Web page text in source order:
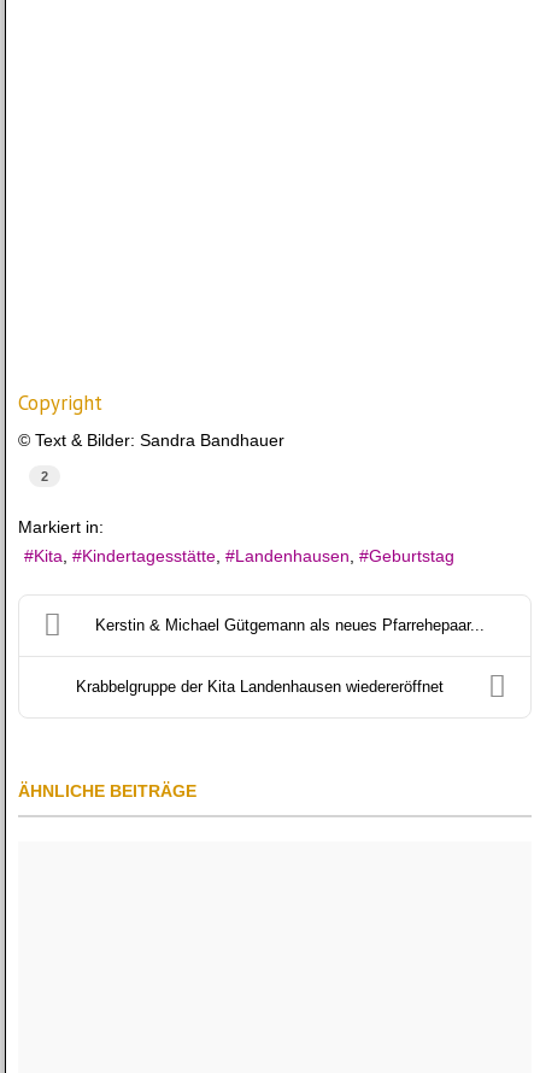
Copyright
© Text & Bilder: Sandra Bandhauer
2
Markiert in:
Kita
Kindertagesstätte Landenhausen Geburtstag
Kerstin & Michael Gütgemann als neues Pfarrehepaar...
Krabbelgruppe der Kita Landenhausen wiedereröffnet
ÄHNLICHE BEITRÄGE